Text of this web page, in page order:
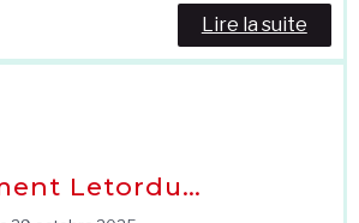
Lire la suite
Letordu…